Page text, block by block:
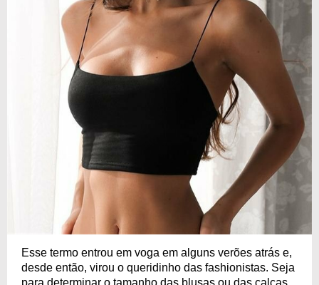
Esse termo entrou em voga em alguns verões atrás e,
desde então, virou o queridinho das fashionistas. Seja
para determinar o tamanho das blusas ou das calças,